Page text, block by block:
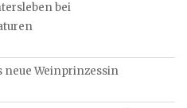
bei
neue Weinprinzessin